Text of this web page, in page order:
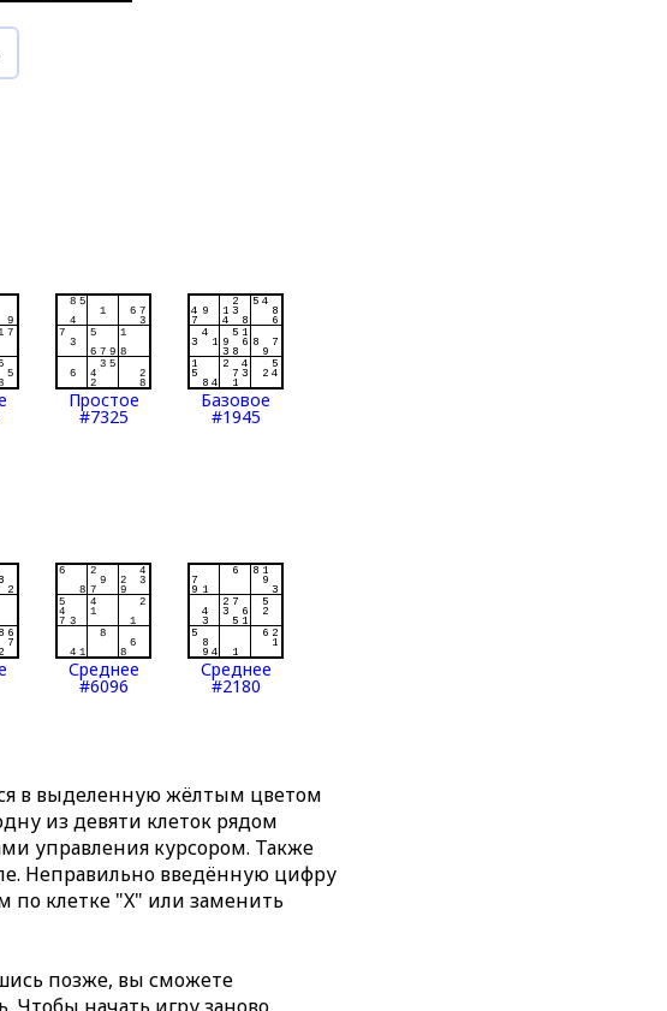
Простое
#7325
Базовое
#1945
Среднее
#6096
Среднее
#2180
в выделенную жёлтым цветом
из девяти клеток рядом
управления курсором. Также
Неправильно введённую цифру
по клетке "X" или заменить
позже, вы сможете